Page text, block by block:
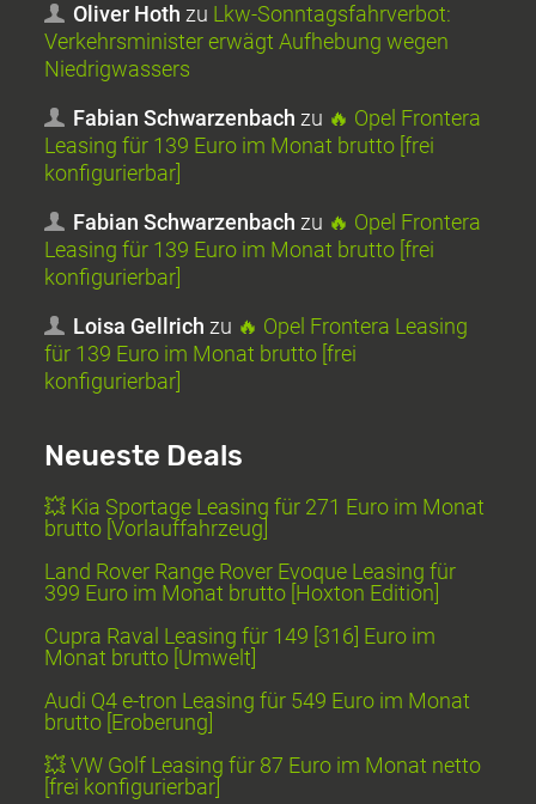
Oliver Hoth zu Lkw-Sonntagsfahrverbot:
Verkehrsminister erwägt Aufhebung wegen
Niedrigwassers
Fabian Schwarzenbach zu 🔥 Opel Frontera
Leasing für 139 Euro im Monat brutto [frei
konfigurierbar]
Fabian Schwarzenbach zu 🔥 Opel Frontera
Leasing für 139 Euro im Monat brutto [frei
konfigurierbar]
Loisa Gellrich zu 🔥 Opel Frontera Leasing
für 139 Euro im Monat brutto [frei
konfigurierbar]
Neueste Deals
💥 Kia Sportage Leasing für 271 Euro im Monat
brutto [Vorlauffahrzeug]
Land Rover Range Rover Evoque Leasing für
399 Euro im Monat brutto [Hoxton Edition]
Cupra Raval Leasing für 149 [316] Euro im
Monat brutto [Umwelt]
Audi Q4 e-tron Leasing für 549 Euro im Monat
brutto [Eroberung]
💥 VW Golf Leasing für 87 Euro im Monat netto
[frei konfigurierbar]